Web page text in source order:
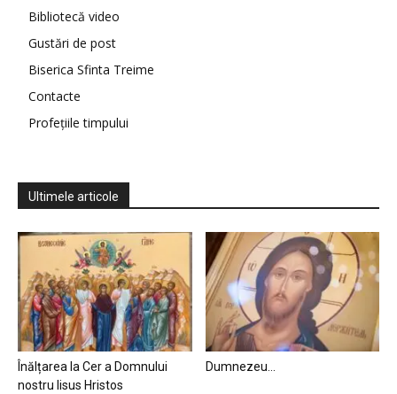
Bibliotecă video
Gustări de post
Biserica Sfinta Treime
Contacte
Profețiile timpului
Ultimele articole
Înălțarea la Cer a Domnului
nostru Iisus Hristos
Dumnezeu…